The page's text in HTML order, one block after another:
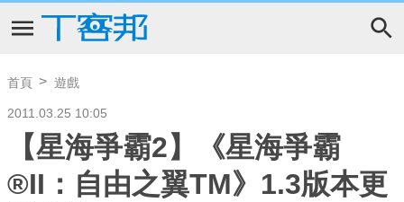
首頁 遊戲
2011.03.25 10:05
【星海爭霸2】《星海爭霸
®II：自由之翼TM》1.3版本更